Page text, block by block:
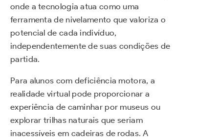
onde a tecnologia atua como uma
ferramenta de nivelamento que valoriza o
potencial de cada indivíduo,
independentemente de suas condições de
partida.
Para alunos com deficiência motora, a
realidade virtual pode proporcionar a
experiência de caminhar por museus ou
explorar trilhas naturais que seriam
inacessíveis em cadeiras de rodas. A